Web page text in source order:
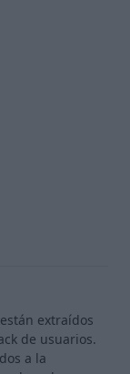
extraídos
de usuarios.
a la